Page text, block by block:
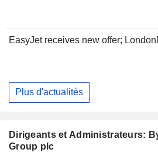
EasyJet receives new offer;
Plus d'actualités
Dirigeants et Administrateurs:
Group plc